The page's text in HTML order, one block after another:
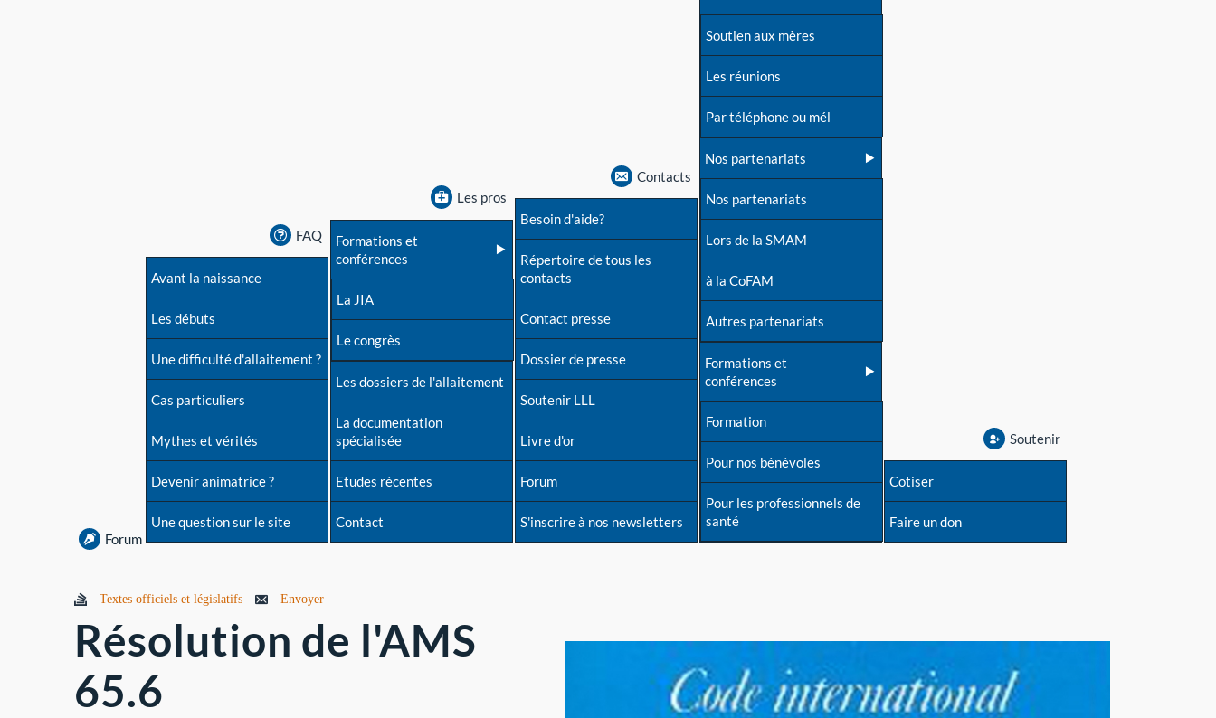
Forum
FAQ
Avant la naissance
Les débuts
Une difficulté d'allaitement ?
Cas particuliers
Mythes et vérités
Devenir animatrice ?
Une question sur le site
Les pros
Formations et
conférences
La JIA
Le congrès
Les dossiers de l'allaitement
La documentation
spécialisée
Etudes récentes
Contact
Contacts
Besoin d'aide?
Répertoire de tous les
contacts
Contact presse
Dossier de presse
Soutenir LLL
Livre d'or
Forum
S'inscrire à nos newsletters
Soutien aux mères
Les réunions
Par téléphone ou mél
Nos partenariats
Nos partenariats
Lors de la SMAM
à la CoFAM
Autres partenariats
Formations et
conférences
Formation
Pour nos bénévoles
Pour les professionnels de
santé
Soutenir
Cotiser
Faire un don
Textes officiels et législatifs Envoyer
Résolution de l'AMS
65.6